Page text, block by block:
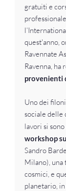
gratuiti e
quest'anno,
Ravennate
Ravenna, ha
provenienti
Uno dei
sociale
lavori si
workshop
Sandro
Milano), una
cosmici, e
planetario,